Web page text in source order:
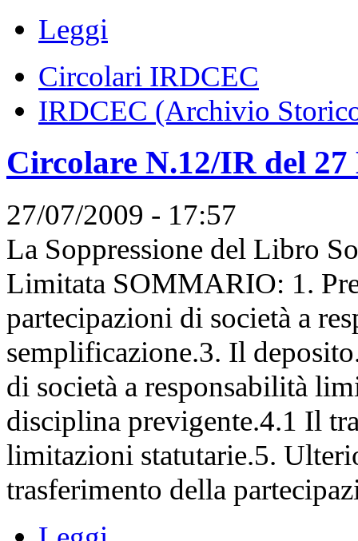
Leggi
Circolari IRDCEC
IRDCEC (Archivio
Circolare N.12/IR del
27/07/2009 - 17:57
La Soppressione del Libro
Limitata SOMMARIO: 1.
partecipazioni di società a
semplificazione.3. Il
di società a responsabilità
disciplina previgente.4.1 Il
limitazioni statutarie.5.
trasferimento della